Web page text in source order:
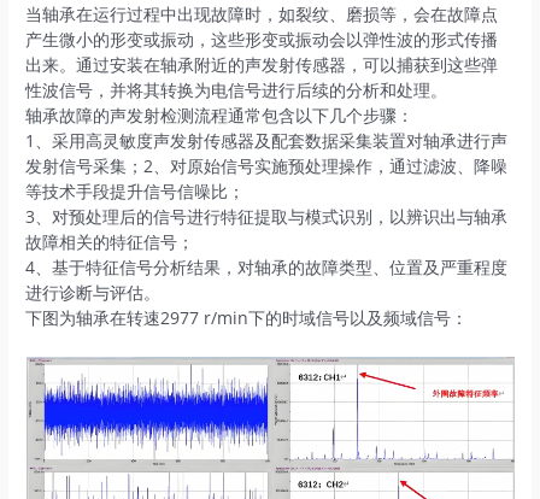
当轴承在运行过程中出现故障时，如裂纹、磨损等，会在故障点
产生微小的形变或振动，这些形变或振动会以弹性波的形式传播
出来。通过安装在轴承附近的声发射传感器，可以捕获到这些弹
性波信号，并将其转换为电信号进行后续的分析和处理。
轴承故障的声发射检测流程通常包含以下几个步骤：
1、采用高灵敏度声发射传感器及配套数据采集装置对轴承进行声
发射信号采集；2、对原始信号实施预处理操作，通过滤波、降噪
等技术手段提升信号信噪比；
3、对预处理后的信号进行特征提取与模式识别，以辨识出与轴承
故障相关的特征信号；
4、基于特征信号分析结果，对轴承的故障类型、位置及严重程度
进行诊断与评估。
下图为轴承在转速2977 r/min下的时域信号以及频域信号：